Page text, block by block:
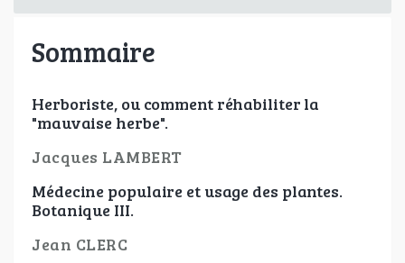
Sommaire
Herboriste, ou comment réhabiliter la
"mauvaise herbe".
Jacques LAMBERT
Médecine populaire et usage des plantes.
Botanique III.
Jean CLERC